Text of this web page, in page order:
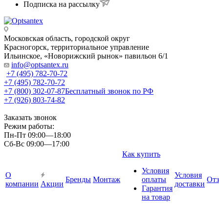
Подписка на рассылку
Московская область, городской округ
Красногорск, территориальное управление
Ильинское, «Новорижский рынок» павильон 6/1
info@optsantex.ru
+7 (495) 782-70-72
+7 (495) 782-70-72
+7 (800) 302-07-87Бесплатный звонок по РФ
+7 (926) 803-74-82
Заказать звонок
Режим работы:
Пн-Пт 09:00—18:00
Сб-Вс 09:00—17:00
О
компании Акции
Бренды Монтаж
Как купить
Условия
оплаты
Гарантия
на товар
Условия
доставки